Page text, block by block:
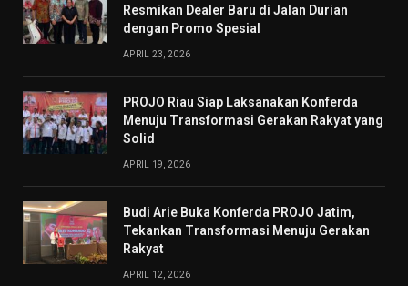
Resmikan Dealer Baru di Jalan Durian
dengan Promo Spesial
APRIL 23, 2026
PROJO Riau Siap Laksanakan Konferda
Menuju Transformasi Gerakan Rakyat yang
Solid
APRIL 19, 2026
Budi Arie Buka Konferda PROJO Jatim,
Tekankan Transformasi Menuju Gerakan
Rakyat
APRIL 12, 2026